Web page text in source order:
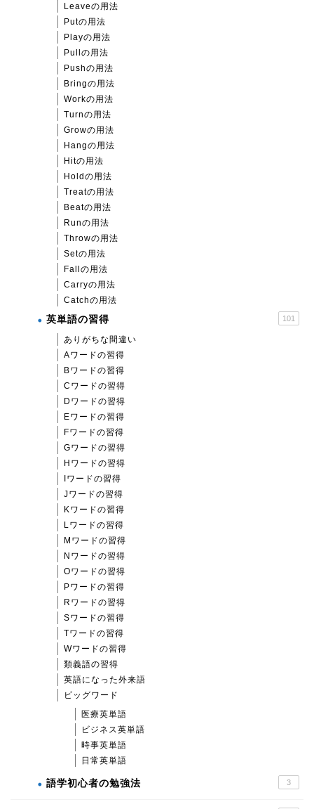
Leaveの用法
Putの用法
Playの用法
Pullの用法
Pushの用法
Bringの用法
Workの用法
Turnの用法
Growの用法
Hangの用法
Hitの用法
Holdの用法
Treatの用法
Beatの用法
Runの用法
Throwの用法
Setの用法
Fallの用法
Carryの用法
Catchの用法
英単語の習得 101
ありがちな間違い
Aワードの習得
Bワードの習得
Cワードの習得
Dワードの習得
Eワードの習得
Fワードの習得
Gワードの習得
Hワードの習得
Iワードの習得
Jワードの習得
Kワードの習得
Lワードの習得
Mワードの習得
Nワードの習得
Oワードの習得
Pワードの習得
Rワードの習得
Sワードの習得
Tワードの習得
Wワードの習得
類義語の習得
英語になった外来語
ビッグワード
医療英単語
ビジネス英単語
時事英単語
日常英単語
語学初心者の勉強法 3